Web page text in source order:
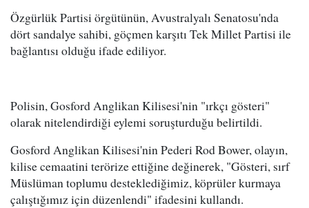
Özgürlük Partisi örgütünün, Avustralyalı Senatosu'nda
dört sandalye sahibi, göçmen karşıtı Tek Millet Partisi ile
bağlantısı olduğu ifade ediliyor.
Polisin, Gosford Anglikan Kilisesi'nin "ırkçı gösteri"
olarak nitelendirdiği eylemi soruşturduğu belirtildi.
Gosford Anglikan Kilisesi'nin Pederi Rod Bower, olayın,
kilise cemaatini terörize ettiğine değinerek, "Gösteri, sırf
Müslüman toplumu desteklediğimiz, köprüler kurmaya
çalıştığımız için düzenlendi" ifadesini kullandı.